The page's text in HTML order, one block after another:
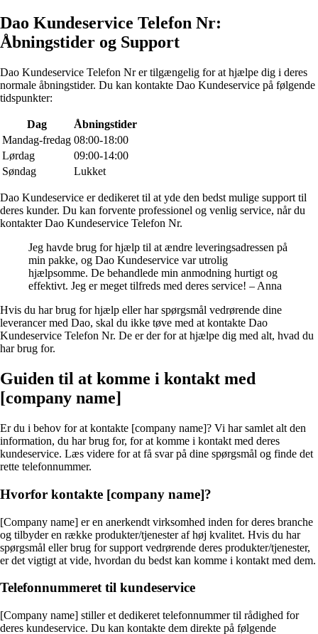
Dao Kundeservice Telefon Nr:
Åbningstider og Support
Dao Kundeservice Telefon Nr er tilgængelig for at hjælpe dig i deres
normale åbningstider. Du kan kontakte Dao Kundeservice på følgende
tidspunkter:
Dag
Åbningstider
Mandag-fredag 08:00-18:00
Lørdag
09:00-14:00
Søndag
Lukket
Dao Kundeservice er dedikeret til at yde den bedst mulige support til
deres kunder. Du kan forvente professionel og venlig service, når du
kontakter Dao Kundeservice Telefon Nr.
Jeg havde brug for hjælp til at ændre leveringsadressen på
min pakke, og Dao Kundeservice var utrolig
hjælpsomme. De behandlede min anmodning hurtigt og
effektivt. Jeg er meget tilfreds med deres service! – Anna
Hvis du har brug for hjælp eller har spørgsmål vedrørende dine
leverancer med Dao, skal du ikke tøve med at kontakte Dao
Kundeservice Telefon Nr. De er der for at hjælpe dig med alt, hvad du
har brug for.
Guiden til at komme i kontakt med
[company name]
Er du i behov for at kontakte [company name]? Vi har samlet alt den
information, du har brug for, for at komme i kontakt med deres
kundeservice. Læs videre for at få svar på dine spørgsmål og finde det
rette telefonnummer.
Hvorfor kontakte [company name]?
[Company name] er en anerkendt virksomhed inden for deres branche
og tilbyder en række produkter/tjenester af høj kvalitet. Hvis du har
spørgsmål eller brug for support vedrørende deres produkter/tjenester,
er det vigtigt at vide, hvordan du bedst kan komme i kontakt med dem.
Telefonnummeret til kundeservice
[Company name] stiller et dedikeret telefonnummer til rådighed for
deres kundeservice. Du kan kontakte dem direkte på følgende